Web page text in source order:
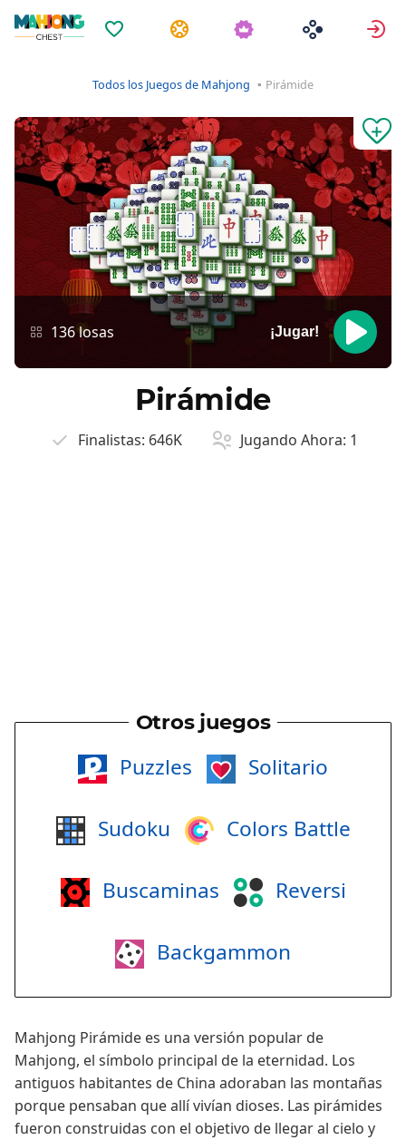
Favoritos Tareas
Todos los Juegos de Mahjong Pirámide
136 losas ¡Jugar!
Pirámide
Finalistas: 646K Jugando Ahora: 1
Otros juegos
Puzzles Solitario
Sudoku Colors Battle
Buscaminas Reversi
Backgammon
Mahjong Pirámide es una versión popular de
Mahjong, el símbolo principal de la eternidad. Los
antiguos habitantes de China adoraban las montañas
porque pensaban que allí vivían dioses. Las pirámides
fueron construidas con el objetivo de llegar al cielo y